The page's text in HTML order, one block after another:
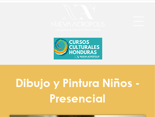
Dibujo y Pintura Niños -
Presencial